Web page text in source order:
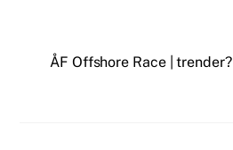
ÅF Offshore Race | trender?